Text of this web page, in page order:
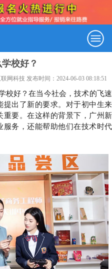
校好？
网科技 发布时间：2024-06-03 08:18:51
校好？在当今社会，技术的飞速
提出了新的要求。对于初中生来
重要。在这样的背景下，广州新
服务，还能帮助他们在技术时代